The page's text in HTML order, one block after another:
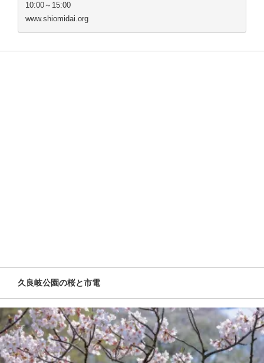
10:00～15:00
www.shiomidai.org
久良岐公園の桜と市電